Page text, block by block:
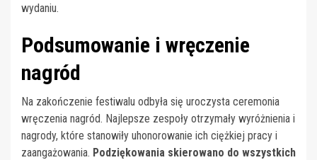
wydaniu.
Podsumowanie i wręczenie
nagród
Na zakończenie festiwalu odbyła się uroczysta ceremonia
wręczenia nagród. Najlepsze zespoły otrzymały wyróżnienia i
nagrody, które stanowiły uhonorowanie ich ciężkiej pracy i
zaangażowania. Podziękowania skierowano do wszystkich